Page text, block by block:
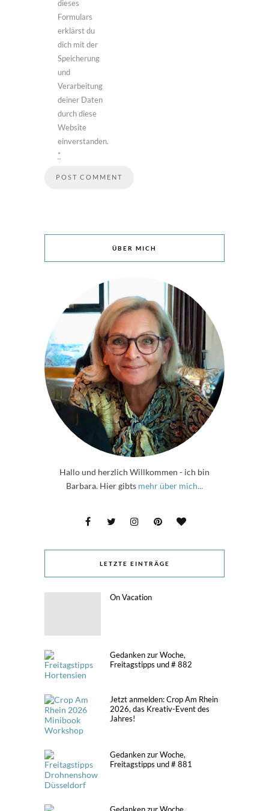
dieses
Formulars
erklärst du
dich mit der
Speicherung
und
Verarbeitung
deiner Daten
durch diese
Website
einverstanden.
*
ÜBER MICH
Hallo und herzlich Willkommen - ich bin
Barbara. Hier gibts mehr über mich...
LETZTE EINTRÄGE
On Vacation
Gedanken zur Woche,
Freitagstipps und # 882
Jetzt anmelden: Crop Am Rhein
2026, das Kreativ-Event des
Jahres!
Gedanken zur Woche,
Freitagstipps und # 881